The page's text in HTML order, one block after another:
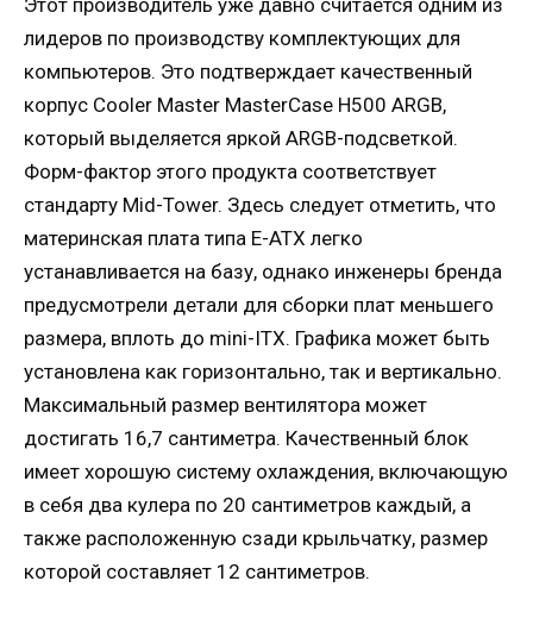
Этот производитель уже давно считается одним из
лидеров по производству комплектующих для
компьютеров. Это подтверждает качественный
корпус Cooler Master MasterCase H500 ARGB,
который выделяется яркой ARGB-подсветкой.
Форм-фактор этого продукта соответствует
стандарту Mid-Tower. Здесь следует отметить, что
материнская плата типа E-ATX легко
устанавливается на базу, однако инженеры бренда
предусмотрели детали для сборки плат меньшего
размера, вплоть до mini-ITX. Графика может быть
установлена ​​как горизонтально, так и вертикально.
Максимальный размер вентилятора может
достигать 16,7 сантиметра. Качественный блок
имеет хорошую систему охлаждения, включающую
в себя два кулера по 20 сантиметров каждый, а
также расположенную сзади крыльчатку, размер
которой составляет 12 сантиметров.